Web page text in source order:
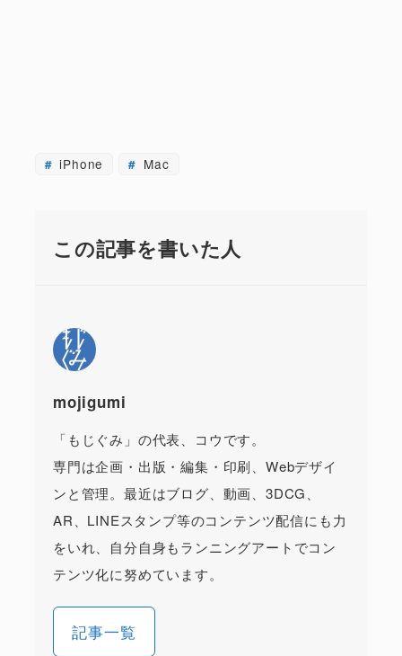
iPhone Mac
この記事を書いた人
mojigumi
「もじぐみ」の代表、コウです。
専門は企画・出版・編集・印刷、Webデザイ
ンと管理。最近はブログ、動画、3DCG、
AR、LINEスタンプ等のコンテンツ配信にも力
をいれ、自分自身もランニングアートでコン
テンツ化に努めています。
記事一覧